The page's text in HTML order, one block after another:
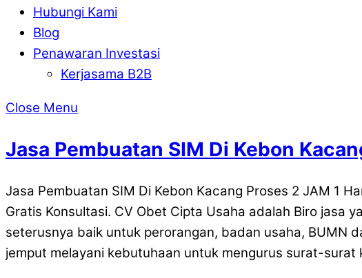
Hubungi Kami
Blog
Penawaran Investasi
Kerjasama B2B
Close Menu
Jasa Pembuatan SIM Di Kebon
Jasa Pembuatan SIM Di Kebon Kacang Proses 2 JAM 1
Gratis Konsultasi. CV Obet Cipta Usaha adalah Biro jasa
seterusnya baik untuk perorangan, badan usaha, BUMN
jemput melayani kebutuhaan untuk mengurus surat-surat